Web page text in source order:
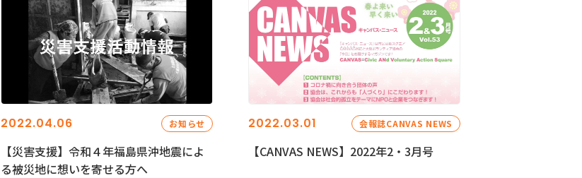
2022.04.06 お知らせ
【災害支援】令和４年福島県沖地震によ
る被災地に想いを寄せる方へ
2022.03.01 会報誌CANVAS NEWS
【CANVAS NEWS】2022年2・3月号